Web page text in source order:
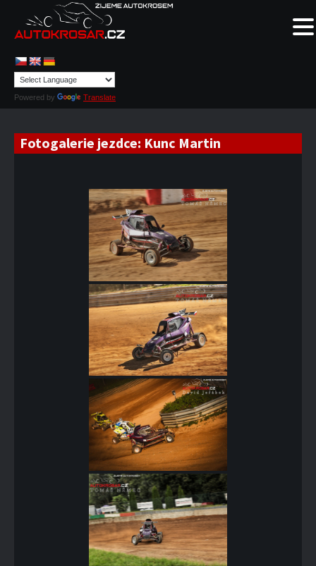
Powered by Translate
Fotogalerie jezdce: Kunc Martin